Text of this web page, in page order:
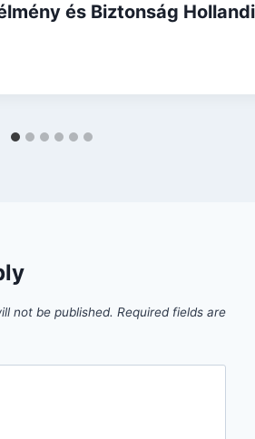
és Biztonság
not be published. Required fields are